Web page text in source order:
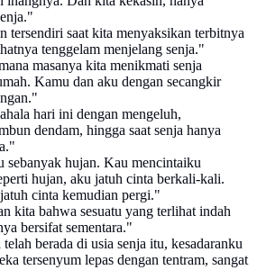
tersendiri saat kita menyaksikan terbitnya
tenggelam menjelang senja."
masanya kita menikmati senja
Kamu dan aku dengan secangkir
hari ini dengan mengeluh,
dendam, hingga saat senja hanya
sebanyak hujan. Kau mencintaiku
hujan, aku jatuh cinta berkali-kali.
cinta kemudian pergi."
kita bahwa sesuatu yang terlihat indah
bersifat sementara."
telah berada di usia senja itu, kesadaranku
tersenyum lepas dengan tentram, sangat